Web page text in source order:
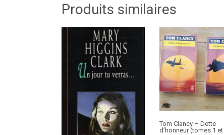
Produits similaires
Tom Clancy – Dette
d’honneur (tomes 1 et